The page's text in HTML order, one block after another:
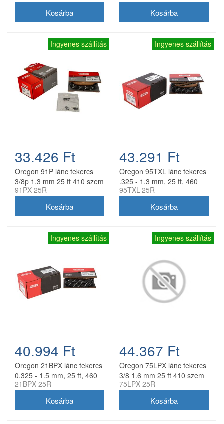
fűrészekhez
Ingyenes szállítás
33.426 Ft
Oregon 91P lánc tekercs
3/8p 1,3 mm 25 ft 410 szem
91PX-25R
Ingyenes szállítás
43.291 Ft
Oregon 95TXL lánc tekercs
.325 - 1.3 mm, 25 ft, 460
szem
95TXL-25R
Ingyenes szállítás
40.994 Ft
Oregon 21BPX lánc tekercs
0.325 - 1.5 mm, 25 ft, 460
szem
21BPX-25R
Ingyenes szállítás
44.367 Ft
Oregon 75LPX lánc tekercs
3/8 1.6 mm 25 ft 410 szem
75LPX-25R